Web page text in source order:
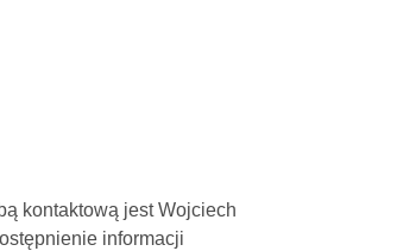
kontaktową jest Wojciech
informacji